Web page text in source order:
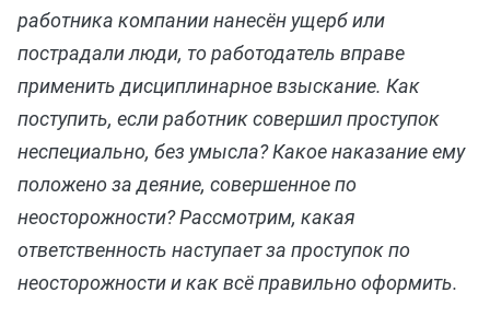
работника компании нанесён ущерб или
пострадали люди, то работодатель вправе
применить дисциплинарное взыскание. Как
поступить, если работник совершил проступок
неспециально, без умысла? Какое наказание ему
положено за деяние, совершенное по
неосторожности? Рассмотрим, какая
ответственность наступает за проступок по
неосторожности и как всё правильно оформить.